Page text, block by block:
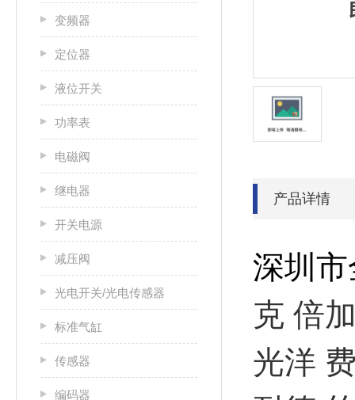
变频器
定位器
液位开关
功率表
电磁阀
继电器
开关电源
减压阀
光电开关/光电传感器
标准气缸
传感器
编码器
产品详情
深圳
克 倍
光洋